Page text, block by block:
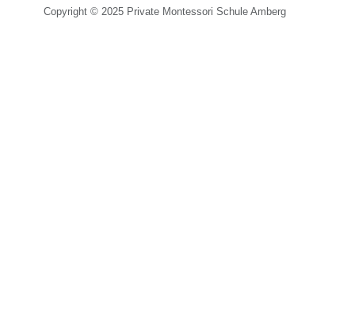
Copyright © 2025 Private Montessori Schule Amberg